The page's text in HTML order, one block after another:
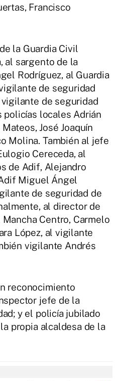
Francisco
la Guardia Civil
al sargento de la
Rodríguez, al Guardia
de seguridad
de seguridad
policías locales Adrián
José Joaquín
Molina. También al jefe
Cereceda, al
de Adif, Alejandro
Miguel Ángel
de seguridad de
al director de
Centro, Carmelo
López, al vigilante
vigilante Andrés
reconocimiento
jefe de la
y el policía jubilado
propia alcaldesa de la